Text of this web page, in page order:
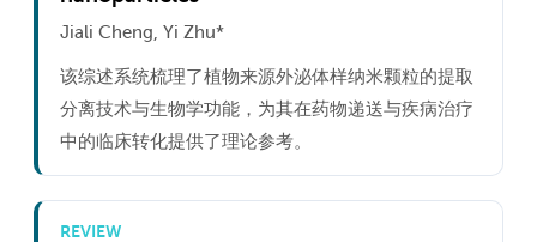
Jiali Cheng, Yi Zhu*
该综述系统梳理了植物来源外泌体样纳米颗粒的提取
分离技术与生物学功能，为其在药物递送与疾病治疗
中的临床转化提供了理论参考。
REVIEW